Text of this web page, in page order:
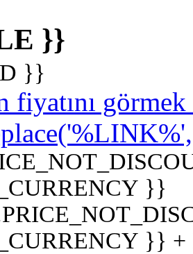
}}
}}
fiyatını
}}
}}